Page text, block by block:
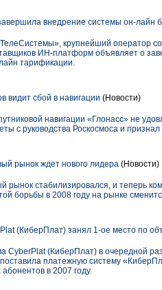
внедрение системы он-лайн
крупнейший оператор
ИН-платформ объявляет о
тарификации.
видит сбой в навигации (Новости)
навигации «Глонасс» не
с руководства Роскосмоса и
рынок ждет нового лидера (Новости)
рынок стабилизировался, и теперь
борьбы в 2008 году на рынке
(КиберПлат) занял 1-ое место по
CyberPlat (КиберПлат) в очередной
платежную систему
в 2007 году.